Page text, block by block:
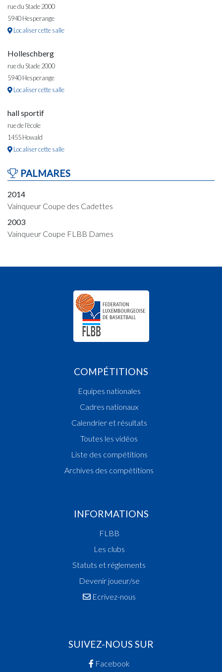
rue du Stade 2000
5940 Hesperange
Localiser cette salle
Holleschberg
rue du Stade 2000
5940 Hesperange
Localiser cette salle
hall sportif
rue de l'école
1455 Howald
Localiser cette salle
PALMARES
2014
Vainqueur Coupe des Cadettes
2003
Vainqueur Coupe FLBB Dames
COMPÉTITIONS
Equipes nationales
Cadres nationaux
Calendrier et résultats
Toutes les vidéos
Liste des compétitions
Archives des compétitions
INFORMATIONS
FLBB
Les clubs
Statuts et réglements
Devenir joueur/se
Ecrivez-nous
SUIVEZ-NOUS SUR
Facebook